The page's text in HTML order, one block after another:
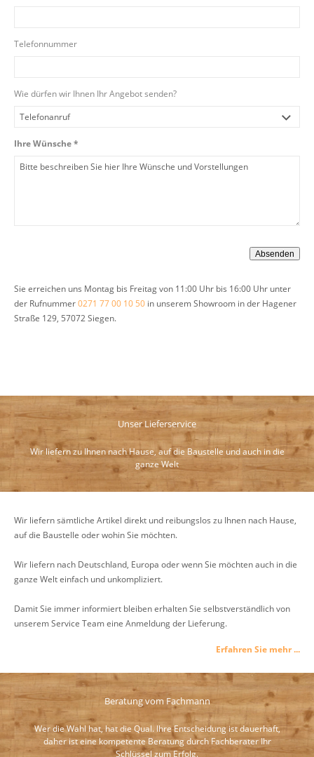
Telefonnummer
Wie dürfen wir Ihnen Ihr Angebot senden?
Ihre Wünsche *
Sie erreichen uns Montag bis Freitag von 11:00 Uhr bis 16:00 Uhr unter
der Rufnummer0271 77 00 10 50 in unserem Showroom in der Hagener
Straße 129, 57072 Siegen.
Unser Lieferservice
Wir liefern zu Ihnen nach Hause, auf die Baustelle und auch in die
ganze Welt
Wir liefern sämtliche Artikel direkt und reibungslos zu Ihnen nach Hause,
auf die Baustelle oder wohin Sie möchten.
Wir liefern nach Deutschland, Europa oder wenn Sie möchten auch in die
ganze Welt einfach und unkompliziert.
Damit Sie immer informiert bleiben erhalten Sie selbstverständlich von
unserem Service Team eine Anmeldung der Lieferung.
Erfahren Sie mehr ...
Beratung vom Fachmann
Wer die Wahl hat, hat die Qual. Ihre Entscheidung ist dauerhaft,
daher ist eine kompetente Beratung durch Fachberater Ihr
Schlüssel zum Erfolg.